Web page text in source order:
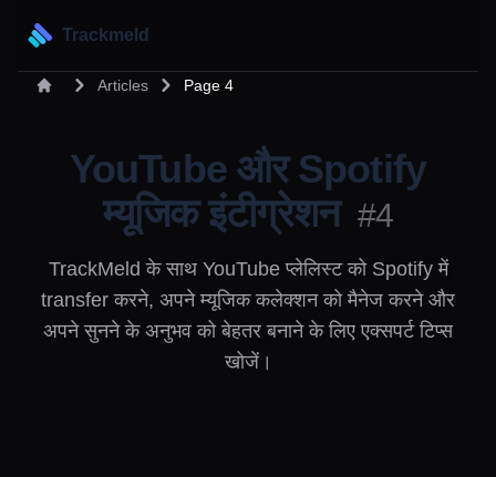
Trackmeld
Articles Page 4
YouTube और Spotify
म्यूजिक इंटीग्रेशन #4
TrackMeld के साथ YouTube प्लेलिस्ट को Spotify में
transfer करने, अपने म्यूजिक कलेक्शन को मैनेज करने और
अपने सुनने के अनुभव को बेहतर बनाने के लिए एक्सपर्ट टिप्स
खोजें।